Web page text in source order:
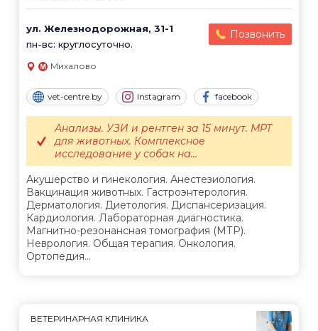
ул. Железнодорожная, 31-1
пн-вс: круглосуточно.
Позвонить
Михалово
vet-centre.by Instagram facebook
Акушерство и гинекология. Анестезиология.
Вакцинация животных. Гастроэнтерология.
Дерматология. Диетология. Диспансеризация.
Кардиология. Лабораторная диагностика.
Магнитно-резонансная томография (МТР).
Неврология. Общая терапия. Онкология.
Ортопедия...
Анализы. УЗИ и рентген за 15 минут. МРТ
для животных. Комплексное
исследование у собак на...
ВЕТЕРИНАРНАЯ КЛИНИКА